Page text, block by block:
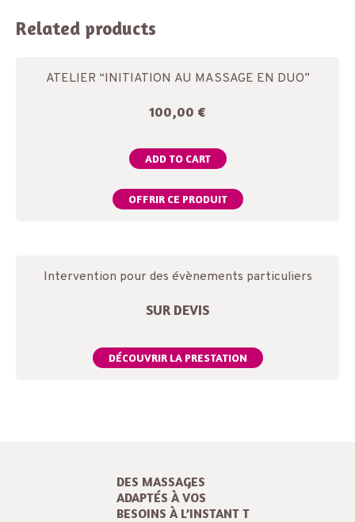
Related products
ATELIER “INITIATION AU MASSAGE EN DUO”
100,00 €
ADD TO CART
OFFRIR CE PRODUIT
Intervention pour des évènements particuliers
SUR DEVIS
DÉCOUVRIR LA PRESTATION
DES MASSAGES
ADAPTÉS À VOS
BESOINS À L’INSTANT T